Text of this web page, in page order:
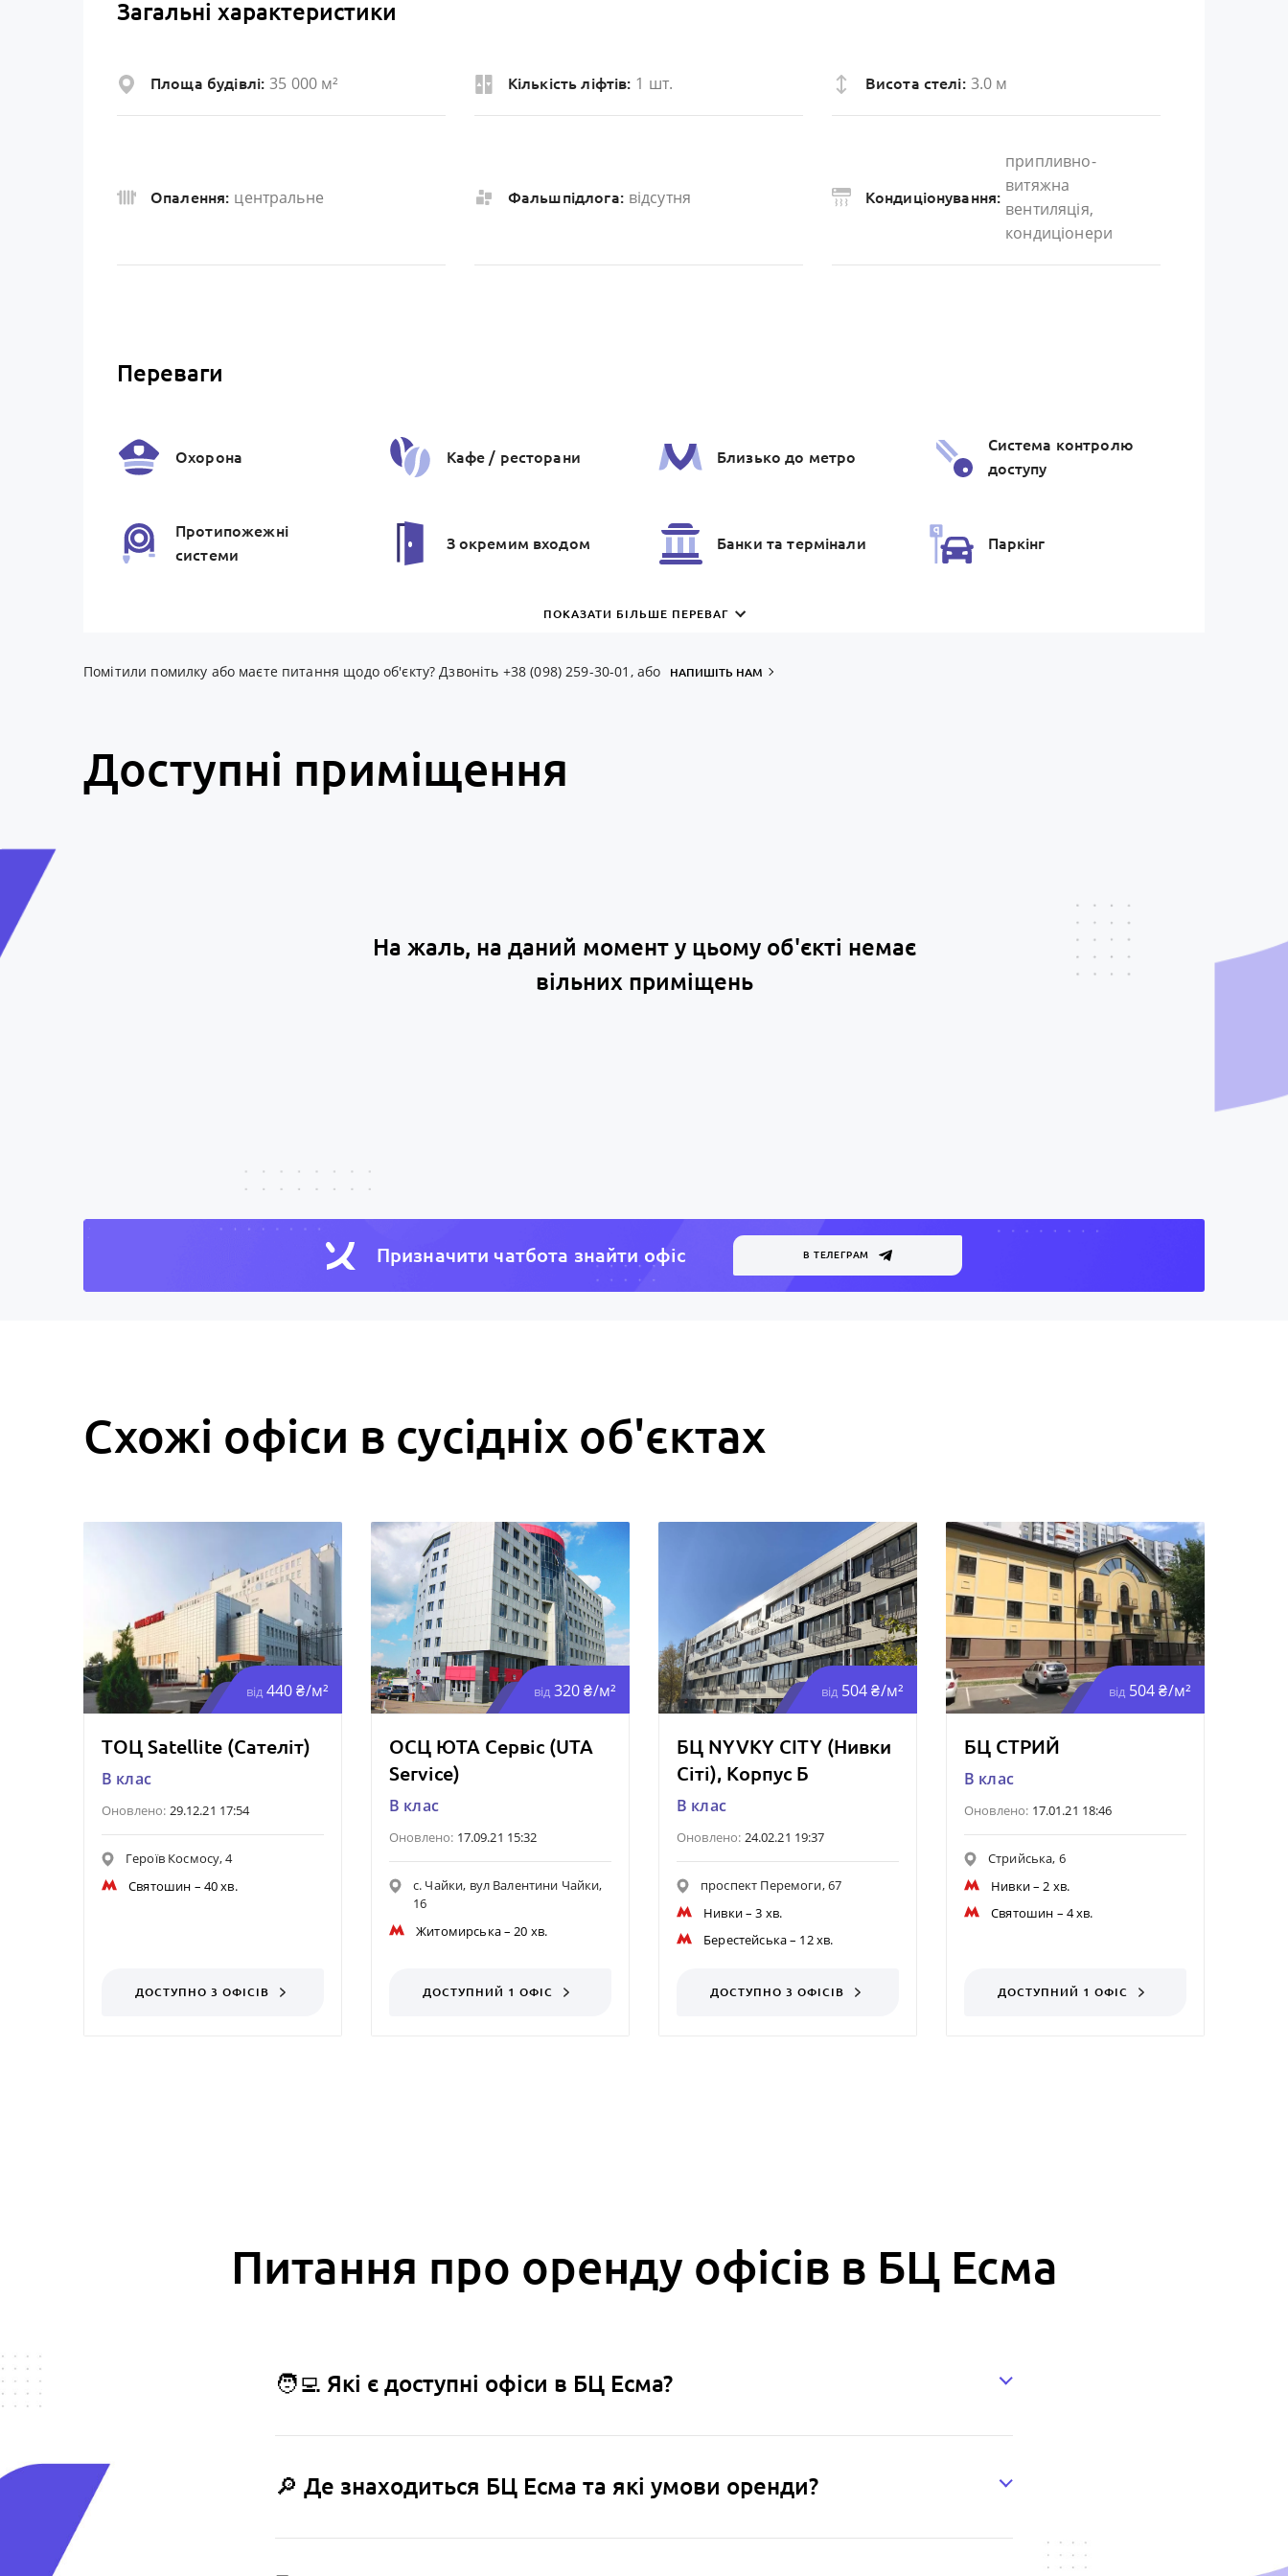
Загальні характеристики
Площа будівлі: 35 000 м² Кількість ліфтів: 1 шт. Висота стелі: 3.0 м
Опалення: центральне Фальшпідлога: відсутня Кондиціонування:
припливно-
витяжна
вентиляція,
кондиціонери
Переваги
Охорона Кафе / ресторани Близько до метро
Система контролю
доступу
Протипожежнi
системи
З окремим входом Банки та термiнали Паркiнг
ПОКАЗАТИ БІЛЬШЕ ПЕРЕВАГ
Помітили помилку або маєте питання щодо об'єкту? Дзвоніть +38 (098) 259-30-01, або НАПИШІТЬ НАМ
Доступні приміщення
На жаль, на даний момент у цьому об'єкті немає
вільних приміщень
Призначити чатбота знайти офiс В ТЕЛЕГРАМ
Схожі офіси в сусідніх об'єктах
від 440 ₴/м²
ТОЦ Satellite (Сателіт)
B клас
Оновлено: 29.12.21 17:54
Героїв Космосу, 4
Святошин – 40 хв.
ДОСТУПНО 3 ОФІСІВ
від 320 ₴/м²
ОСЦ ЮТА Сервіс (UTA
Service)
B клас
Оновлено: 17.09.21 15:32
c. Чайки, вул Валентини Чайки,
16
Житомирська– 20 хв.
ДОСТУПНИЙ 1 ОФІС
від 504 ₴/м²
БЦ NYVKY CITY (Нивки
Сіті), Корпус Б
B клас
Оновлено: 24.02.21 19:37
проспект Перемоги, 67
Нивки– 3 хв.
Берестейська– 12 хв.
ДОСТУПНО 3 ОФІСІВ
від 504 ₴/м²
БЦ СТРИЙ
B клас
Оновлено: 17.01.21 18:46
Стрийська, 6
Нивки– 2 хв.
Святошин – 4 хв.
ДОСТУПНИЙ 1 ОФІС
Питання про оренду офісів в БЦ Есма
🧑‍💻 Які є доступні офіси в БЦ Есма?
🔎 Де знаходиться БЦ Есма та які умови оренди?